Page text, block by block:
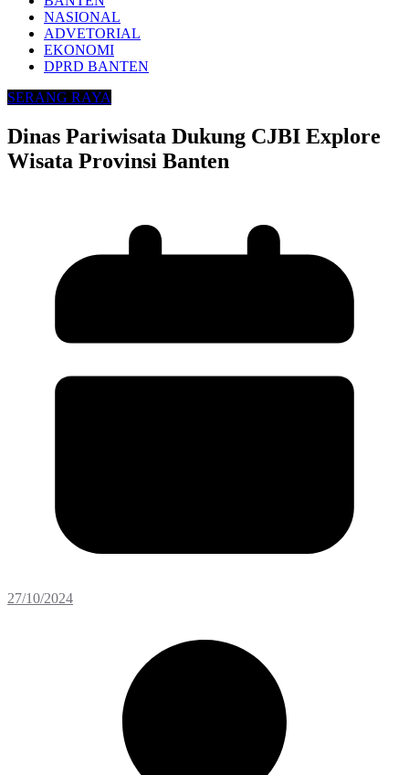
NASIONAL
ADVETORIAL
EKONOMI
DPRD BANTEN
SERANG RAYA
Dinas Pariwisata Dukung CJBI Explore
Wisata Provinsi Banten
27/10/2024